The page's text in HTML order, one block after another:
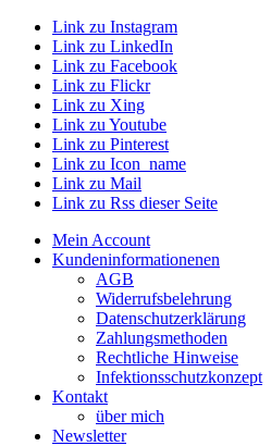
Link zu Instagram
Link zu LinkedIn
Link zu Facebook
Link zu Flickr
Link zu Xing
Link zu Youtube
Link zu Pinterest
Link zu Icon_name
Link zu Mail
Link zu Rss dieser Seite
Mein Account
Kundeninformationenen
AGB
Widerrufsbelehrung
Datenschutzerklärung
Zahlungsmethoden
Rechtliche Hinweise
Infektionsschutzkonzept
Kontakt
über mich
Newsletter